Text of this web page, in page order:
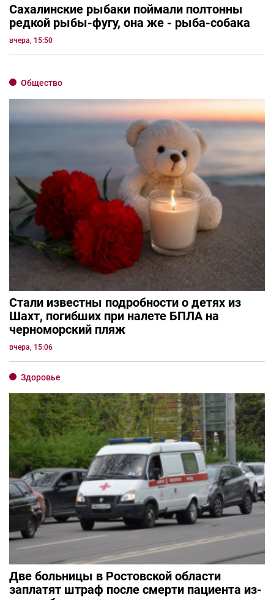
Сахалинские рыбаки поймали полтонны
редкой рыбы-фугу, она же - рыба-собака
вчера, 15:50
Общество
Стали известны подробности о детях из
Шахт, погибших при налете БПЛА на
черноморский пляж
вчера, 15:06
Здоровье
Две больницы в Ростовской области
заплатят штраф после смерти пациента из-